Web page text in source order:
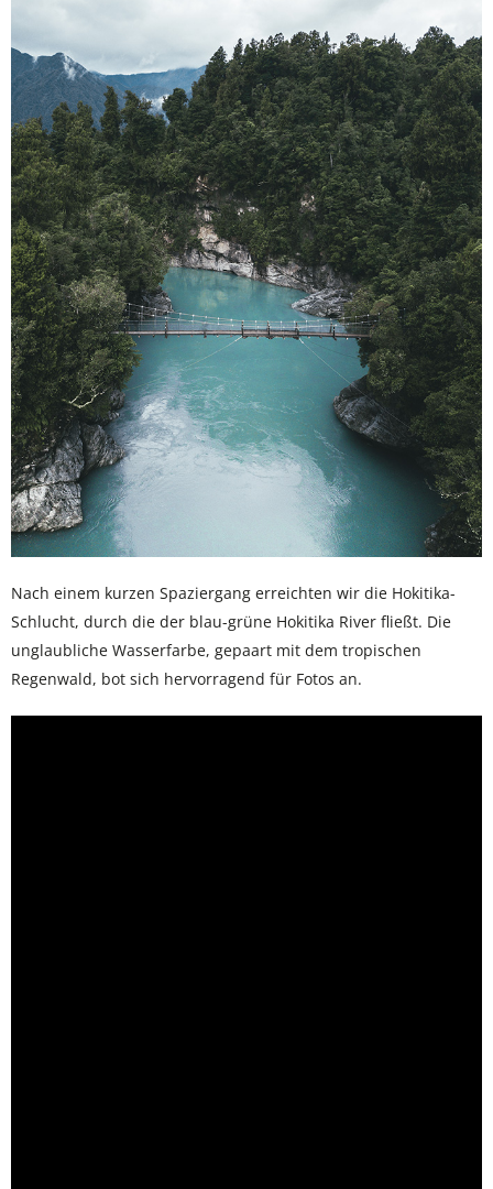
Nach einem kurzen Spaziergang erreichten wir die Hokitika-
Schlucht, durch die der blau-grüne Hokitika River fließt. Die
unglaubliche Wasserfarbe, gepaart mit dem tropischen
Regenwald, bot sich hervorragend für Fotos an.